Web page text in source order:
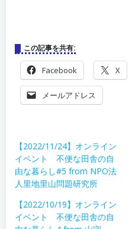
この記事を共有:
Facebook X
メールアドレス
【2022/11/24】オンライン
イベント 不便な田舎の自
由な暮らし#5 from NPO法
人里地里山問題研究所
【2022/10/19】オンライン
イベント 不便な田舎の自